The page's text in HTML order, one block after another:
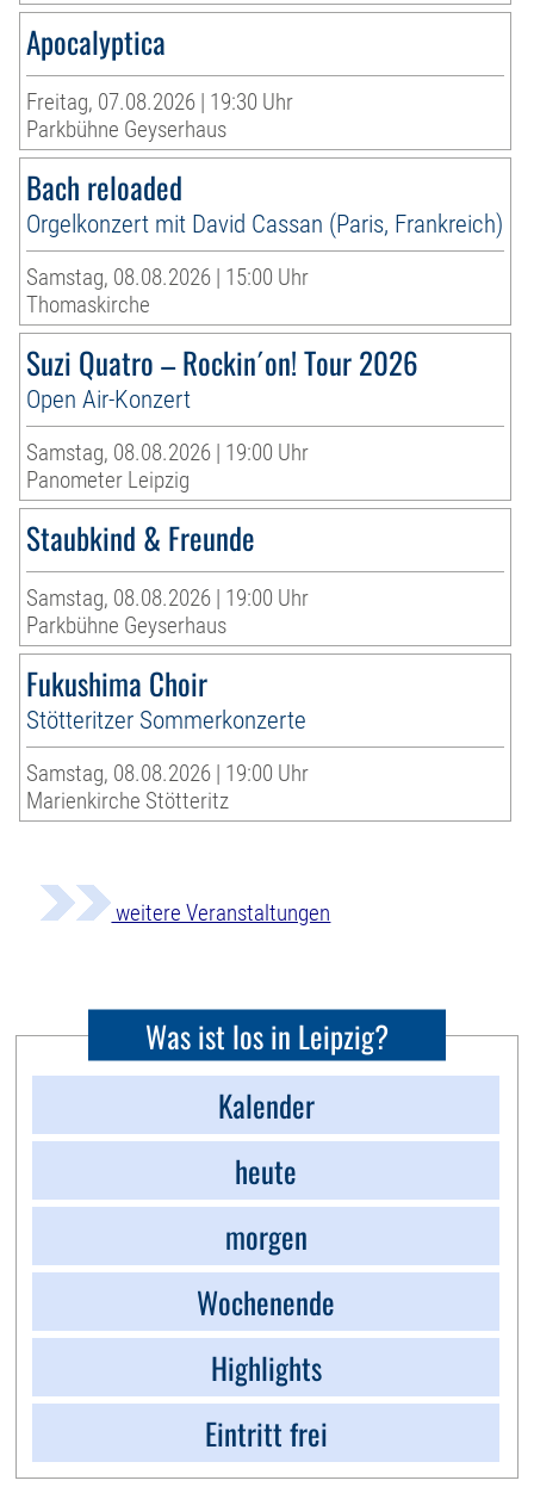
Apocalyptica
Freitag, 07.08.2026 | 19:30 Uhr
Parkbühne Geyserhaus
Bach reloaded
Orgelkonzert mit David Cassan (Paris, Frankreich)
Samstag, 08.08.2026 | 15:00 Uhr
Thomaskirche
Suzi Quatro – Rockin´on! Tour 2026
Open Air-Konzert
Samstag, 08.08.2026 | 19:00 Uhr
Panometer Leipzig
Staubkind & Freunde
Samstag, 08.08.2026 | 19:00 Uhr
Parkbühne Geyserhaus
Fukushima Choir
Stötteritzer Sommerkonzerte
Samstag, 08.08.2026 | 19:00 Uhr
Marienkirche Stötteritz
weitere Veranstaltungen
Was ist los in Leipzig?
Kalender
heute
morgen
Wochenende
Highlights
Eintritt frei